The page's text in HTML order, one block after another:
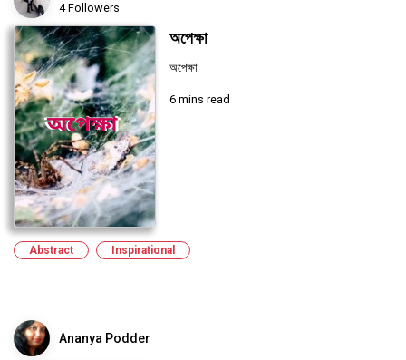
4 Followers
অপেক্ষা
অপেক্ষা
6 mins read
Abstract Inspirational
Ananya Podder